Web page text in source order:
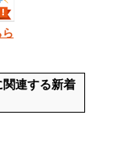
連する新着